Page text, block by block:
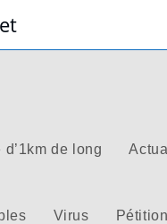
d’1km de long
Virus